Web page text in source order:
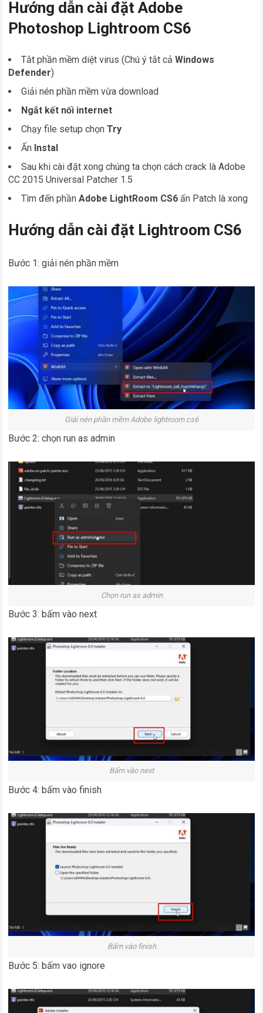
Hướng dẫn cài đặt Adobe
Photoshop Lightroom CS6
Tắt phần mềm diệt virus (Chú ý tắt cả Windows
Defender)
Giải nén phần mềm vừa download
Ngắt kết nối internet
Chạy file setup chọn Try
Ấn Instal
Sau khi cài đặt xong chúng ta chọn cách crack là Adobe
CC 2015 Universal Patcher 1.5
Tìm đến phầnAdobe LightRoom CS6 ấn Patch là xong
Hướng dẫn cài đặt Lightroom CS6
Bước 1: giải nén phần mềm
Giải nén phần mềm Adobe lightroom cs6
Bước 2: chọn run as admin
Chọn run as admin
Bước 3: bấm vào next
Bấm vào next
Bước 4: bấm vào finish
Bấm vào finish
Bước 5: bấm vao ignore